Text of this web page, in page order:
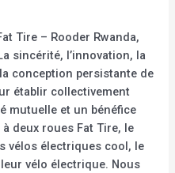
Tire – Rooder Rwanda,
sincérité, l’innovation, la
conception persistante de
établir collectivement
mutuelle et un bénéfice
deux roues Fat Tire, le
vélos électriques cool, le
vélo électrique. Nous